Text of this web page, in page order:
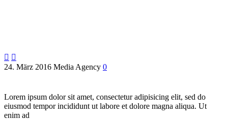
 
24. März 2016 Media Agency 0
Lorem ipsum dolor sit amet, consectetur adipisicing elit, sed do
eiusmod tempor incididunt ut labore et dolore magna aliqua. Ut
enim ad